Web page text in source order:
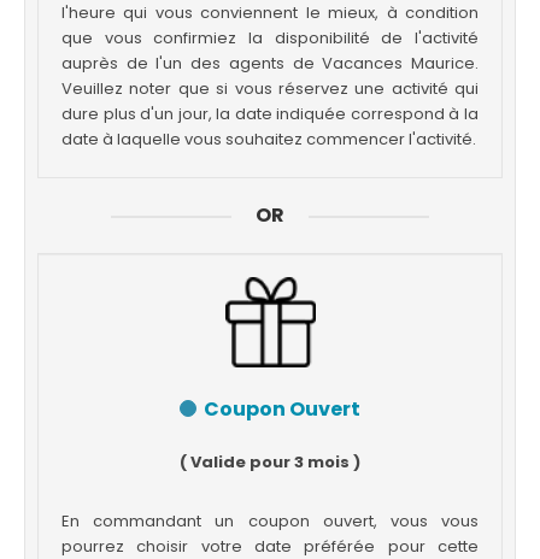
l'heure qui vous conviennent le mieux, à condition
que vous confirmiez la disponibilité de l'activité
auprès de l'un des agents de Vacances Maurice.
Veuillez noter que si vous réservez une activité qui
dure plus d'un jour, la date indiquée correspond à la
date à laquelle vous souhaitez commencer l'activité.
OR
Coupon Ouvert
( Valide pour 3 mois )
En commandant un coupon ouvert, vous vous
pourrez choisir votre date préférée pour cette